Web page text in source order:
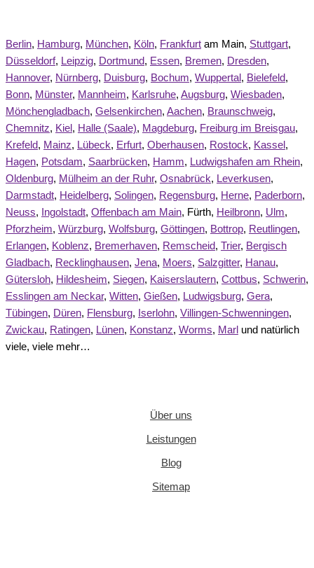
Berlin, Hamburg, München, Köln, Frankfurt am Main, Stuttgart,
Düsseldorf, Leipzig, Dortmund, Essen, Bremen, Dresden,
Hannover, Nürnberg, Duisburg, Bochum, Wuppertal, Bielefeld,
Bonn, Münster, Mannheim, Karlsruhe, Augsburg, Wiesbaden,
Mönchengladbach, Gelsenkirchen, Aachen, Braunschweig,
Chemnitz, Kiel , Halle (Saale), Magdeburg, Freiburg im Breisgau,
Krefeld, Mainz, Lübeck, Erfurt, Oberhausen, Rostock, Kassel ,
Hagen, Potsdam, Saarbrücken, Hamm, Ludwigshafen am Rhein,
Oldenburg, Mülheim an der Ruhr, Osnabrück, Leverkusen,
Darmstadt, Heidelberg, Solingen, Regensburg, Herne, Paderborn,
Neuss, Ingolstadt, Offenbach am Main, Fürth, Heilbronn, Ulm,
Pforzheim, Würzburg, Wolfsburg, Göttingen, Bottrop, Reutlingen,
Erlangen, Koblenz, Bremerhaven, Remscheid, Trier, Bergisch
Gladbach, Recklinghausen, Jena, Moers, Salzgitter, Hanau,
Gütersloh, Hildesheim, Siegen, Kaiserslautern, Cottbus, Schwerin,
Esslingen am Neckar, Witten, Gießen, Ludwigsburg, Gera,
Tübingen, Düren, Flensburg, Iserlohn, Villingen-Schwenningen,
Zwickau, Ratingen, Lünen, Konstanz, Worms, Marl und natürlich
viele, viele mehr…
Über uns
Leistungen
Blog
Sitemap